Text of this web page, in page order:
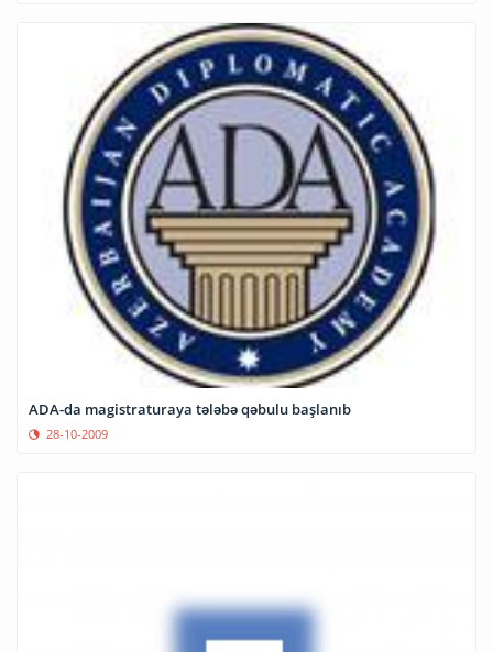
ADA-da magistraturaya tələbə qəbulu başlanıb
28-10-2009